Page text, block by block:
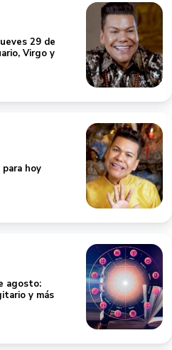
29 de
Virgo y
hoy
agosto:
y más